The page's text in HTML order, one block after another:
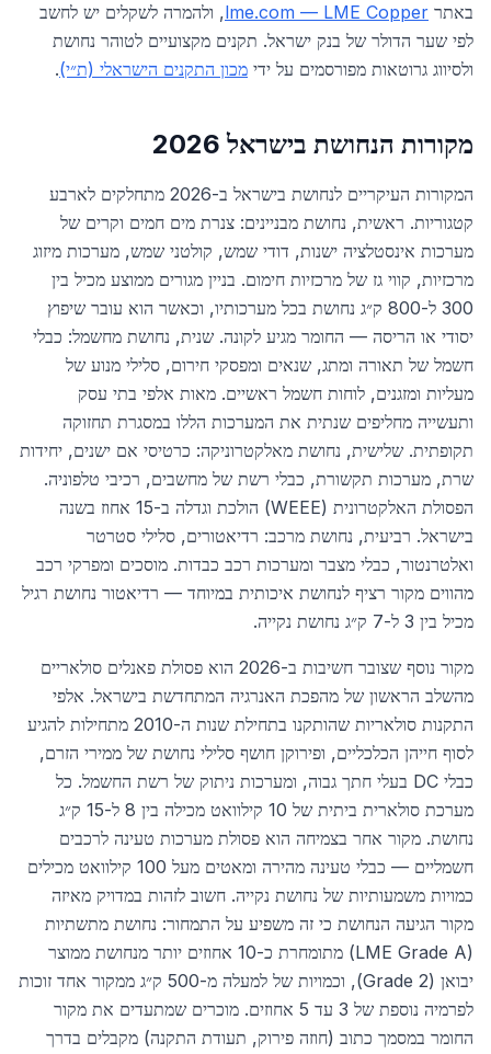
באתר lme.com — LME Copper, ולהמרה לשקלים יש לחשב
לפי שער הדולר של בנק ישראל. תקנים מקצועיים לטוהר נחושת
ולסיווג גרוטאות מפורסמים על ידי מכון התקנים הישראלי (ת״י).
מקורות הנחושת בישראל 2026
המקורות העיקריים לנחושת בישראל ב-2026 מתחלקים לארבע
קטגוריות. ראשית, נחושת מבניינים: צנרת מים חמים וקרים של
מערכות אינסטלציה ישנות, דודי שמש, קולטני שמש, מערכות מיזוג
מרכזיות, קווי גז של מרכזיות חימום. בניין מגורים ממוצע מכיל בין
300 ל-800 ק״ג נחושת בכל מערכותיו, וכאשר הוא עובר שיפוץ
יסודי או הריסה — החומר מגיע לקונה. שנית, נחושת מחשמל: כבלי
חשמל של תאורה ומתג, שנאים ומפסקי חירום, סלילי מנוע של
מעליות ומזגנים, לוחות חשמל ראשיים. מאות אלפי בתי עסק
ותעשייה מחליפים שנתית את המערכות הללו במסגרת תחזוקה
תקופתית. שלישית, נחושת מאלקטרוניקה: כרטיסי אם ישנים, יחידות
שרת, מערכות תקשורת, כבלי רשת של מחשבים, רכיבי טלפוניה.
הפסולת האלקטרונית (WEEE) הולכת וגדלה ב-15 אחוז בשנה
בישראל. רביעית, נחושת מרכב: רדיאטורים, סלילי סטרטר
ואלטרנטור, כבלי מצבר ומערכות רכב כבדות. מוסכים ומפרקי רכב
מהווים מקור רציף לנחושת איכותית במיוחד — רדיאטור נחושת רגיל
מכיל בין 3 ל-7 ק״ג נחושת נקייה.
מקור נוסף שצובר חשיבות ב-2026 הוא פסולת פאנלים סולאריים
מהשלב הראשון של מהפכת האנרגיה המתחדשת בישראל. אלפי
התקנות סולאריות שהותקנו בתחילת שנות ה-2010 מתחילות להגיע
לסוף חייהן הכלכליים, ופירוקן חושף סלילי נחושת של ממירי הזרם,
כבלי DC בעלי חתך גבוה, ומערכות ניתוק של רשת החשמל. כל
מערכת סולארית ביתית של 10 קילוואט מכילה בין 8 ל-15 ק״ג
נחושת. מקור אחר בצמיחה הוא פסולת מערכות טעינה לרכבים
חשמליים — כבלי טעינה מהירה ומאטים מעל 100 קילוואט מכילים
כמויות משמעותיות של נחושת נקייה. חשוב לזהות במדויק מאיזה
מקור הגיעה הנחושת כי זה משפיע על התמחור: נחושת מתשתיות
(LME Grade A) מתומחרת כ-10 אחוזים יותר מנחושת ממוצר
יבואן (Grade 2), וכמויות של למעלה מ-500 ק״ג ממקור אחד זוכות
לפרמיה נוספת של 3 עד 5 אחוזים. מוכרים שמתעדים את מקור
החומר במסמך כתוב (חוזה פירוק, תעודת התקנה) מקבלים בדרך